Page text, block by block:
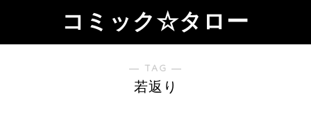
コミック☆タロー
― TAG ―
若返り